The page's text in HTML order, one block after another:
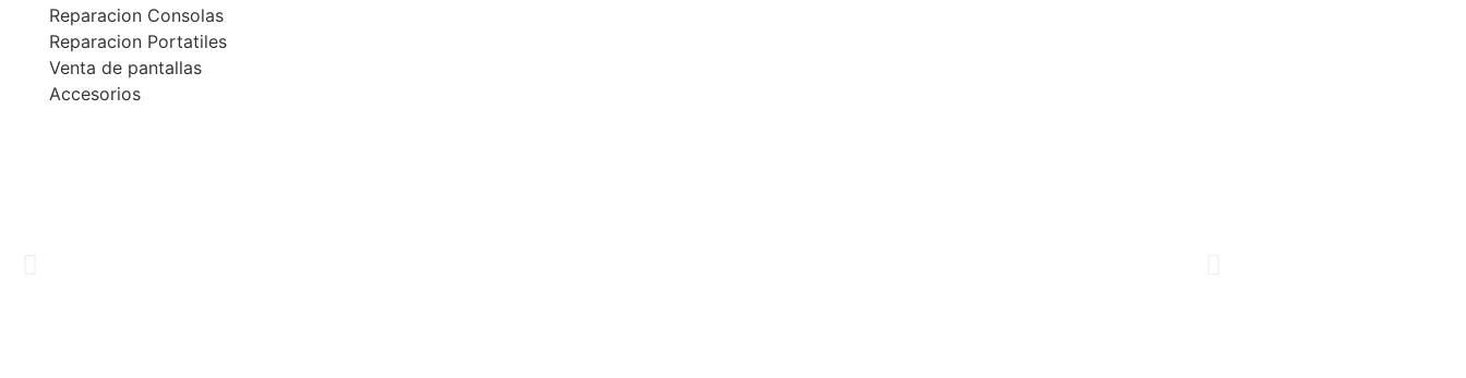
Reparacion Consolas
Reparacion Portatiles
Venta de pantallas
Accesorios